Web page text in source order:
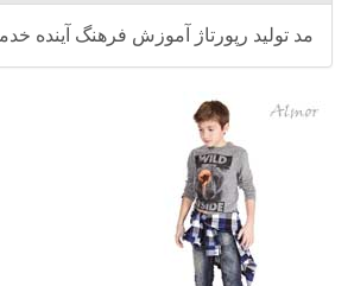
مد تولید رپورتاژ آموزش فرهنگ آینده